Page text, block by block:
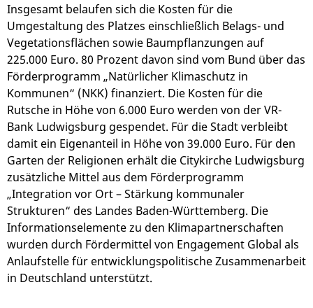
Insgesamt belaufen sich die Kosten für die
Umgestaltung des Platzes einschließlich Belags- und
Vegetationsflächen sowie Baumpflanzungen auf
225.000 Euro. 80 Prozent davon sind vom Bund über das
Förderprogramm „Natürlicher Klimaschutz in
Kommunen“ (NKK) finanziert. Die Kosten für die
Rutsche in Höhe von 6.000 Euro werden von der VR-
Bank Ludwigsburg gespendet. Für die Stadt verbleibt
damit ein Eigenanteil in Höhe von 39.000 Euro. Für den
Garten der Religionen erhält die Citykirche Ludwigsburg
zusätzliche Mittel aus dem Förderprogramm
„Integration vor Ort – Stärkung kommunaler
Strukturen“ des Landes Baden-Württemberg. Die
Informationselemente zu den Klimapartnerschaften
wurden durch Fördermittel von Engagement Global als
Anlaufstelle für entwicklungspolitische Zusammenarbeit
in Deutschland unterstützt.